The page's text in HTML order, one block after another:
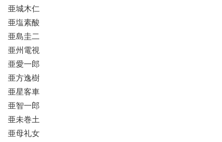
亜城木仁
亜塩素酸
亜島圭二
亜州電視
亜愛一郎
亜方逸樹
亜星客車
亜智一郎
亜未巻土
亜母礼女